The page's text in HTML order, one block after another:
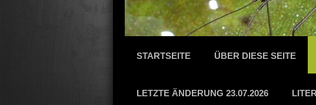
STARTSEITE ÜBER DIESE SEITE
LETZTE ÄNDERUNG 23.07.2026